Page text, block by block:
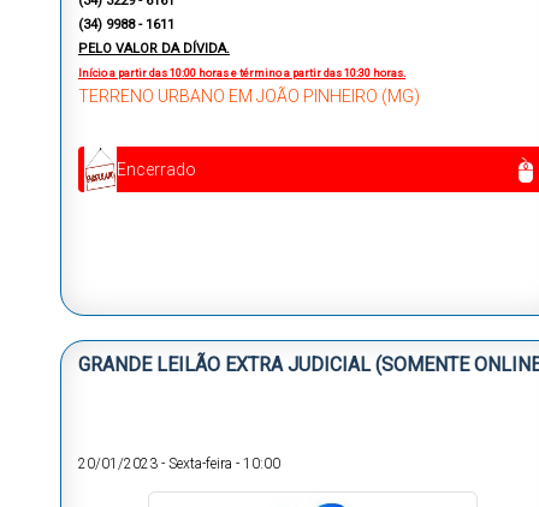
(34) 9988 - 1611
PELO VALOR DA DÍVIDA.
Início a partir das 10:00 horas e término a partir das 10:30 horas.
TERRENO URBANO EM JOÃO PINHEIRO (MG)
Encerrado
GRANDE LEILÃO EXTRA JUDICIAL (SOMENTE
20/01/2023 - Sexta-feira - 10:00